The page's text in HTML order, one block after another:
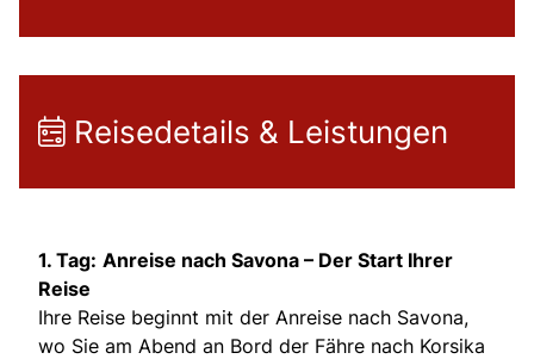
Reisedetails & Leistungen
1. Tag: Anreise nach Savona – Der Start Ihrer
Reise
Ihre Reise beginnt mit der Anreise nach Savona,
wo Sie am Abend an Bord der Fähre nach Korsika